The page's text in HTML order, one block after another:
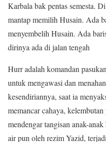
Karbala bak pentas semesta.
mantap memilih Husain. Ada
menyembelih Husain. Ada
dirinya ada di jalan tengah
Hurr adalah komandan
untuk mengawasi dan
kesendiriannya, saat ia
memancar cahaya,
mendengar tangisan anak-
air pun oleh rezim Yazid,